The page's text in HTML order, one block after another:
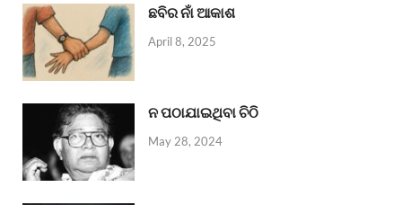
ଛବିର ନାଁ ଆକାଶ
April 8, 2025
ନ ପଠାଯାଇଥିବା ଚିଠି
May 28, 2024